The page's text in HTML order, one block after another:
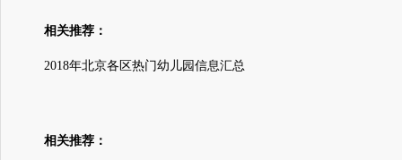
相关推荐：
2018年北京各区热门幼儿园信息汇总
相关推荐：